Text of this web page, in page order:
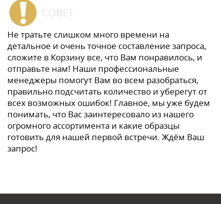
СОВЕТ
Не тратьте слишком много времени на
детальное и очень точное составление запроса,
сложите в Корзину все, что Вам понравилось, и
отправьте нам! Наши профессиональные
менеджеры помогут Вам во всем разобраться,
правильно подсчитать количество и уберегут от
всех возможных ошибок! Главное, мы уже будем
понимать, что Вас заинтересовало из нашего
огромного ассортимента и какие образцы
готовить для нашей первой встречи. Ждём Ваш
запрос!